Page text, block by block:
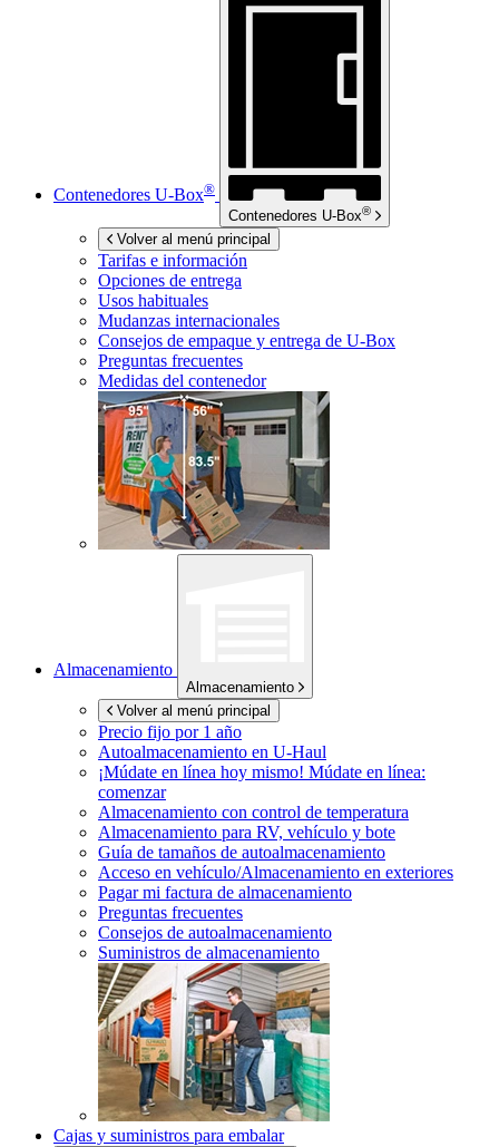
Contenedores U-Box®
Contenedores U-Box®
Volver al menú principal
Tarifas e información
Opciones de entrega
Usos habituales
Mudanzas internacionales
Consejos de empaque y entrega de U-Box
Preguntas frecuentes
Medidas del contenedor
Almacenamiento
Almacenamiento
Volver al menú principal
Precio fijo por 1 año
Autoalmacenamiento en U-Haul
¡Múdate en línea hoy mismo! Múdate en línea:
comenzar
Almacenamiento con control de temperatura
Almacenamiento para RV, vehículo y bote
Guía de tamaños de autoalmacenamiento
Acceso en vehículo/Almacenamiento en exteriores
Pagar mi factura de almacenamiento
Preguntas frecuentes
Consejos de autoalmacenamiento
Suministros de almacenamiento
Cajas y suministros para embalar